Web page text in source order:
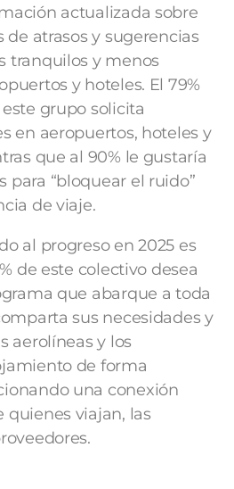
actualizada sobre
de atrasos y sugerencias
tranquilos y menos
y hoteles. El 79%
grupo solicita
en aeropuertos, hoteles y
que al 90% le gustaría
para “bloquear el ruido”
de viaje.
al progreso en 2025 es
de este colectivo desea
que abarque a toda
sus necesidades y
aerolíneas y los
de forma
una conexión
quienes viajan, las